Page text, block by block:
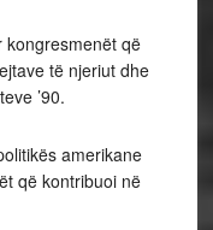
kongresmenët që
të njeriut dhe
’90.
amerikane
që kontribuoi në